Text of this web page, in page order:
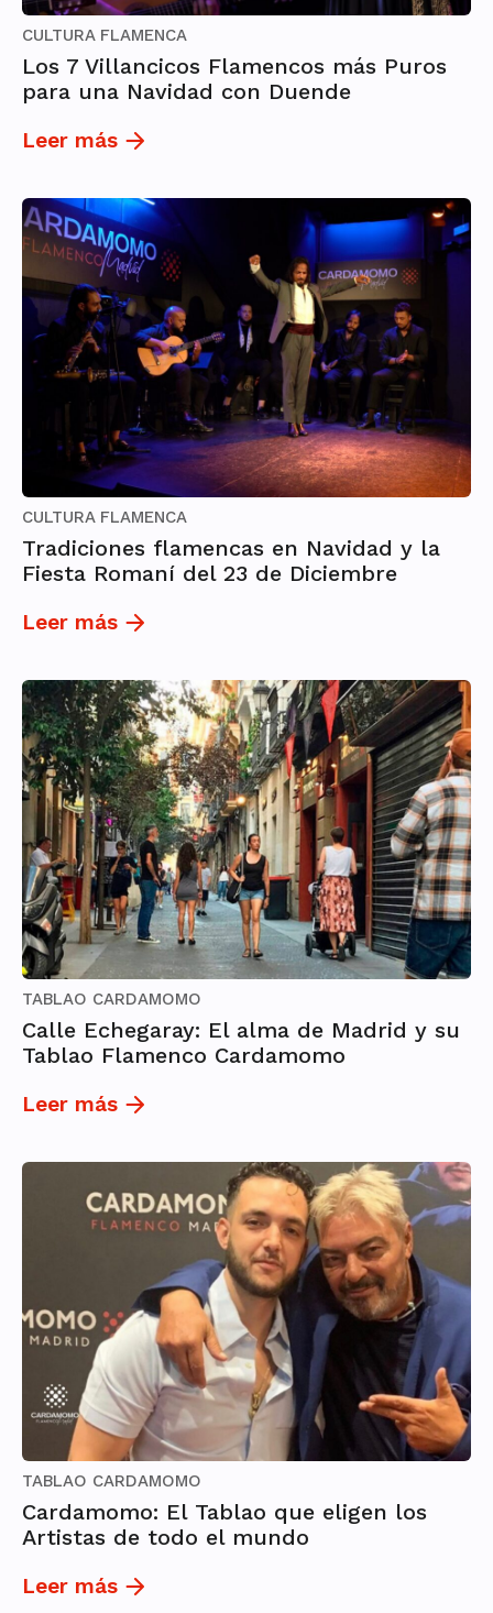
CULTURA FLAMENCA
Los 7 Villancicos Flamencos más Puros
para una Navidad con Duende
Leer más
CULTURA FLAMENCA
Tradiciones flamencas en Navidad y la
Fiesta Romaní del 23 de Diciembre
Leer más
TABLAO CARDAMOMO
Calle Echegaray: El alma de Madrid y su
Tablao Flamenco Cardamomo
Leer más
TABLAO CARDAMOMO
Cardamomo: El Tablao que eligen los
Artistas de todo el mundo
Leer más